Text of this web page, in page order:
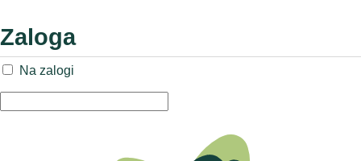
Na zalogi